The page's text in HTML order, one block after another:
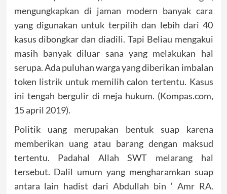
mengungkapkan di jaman modern banyak cara
yang digunakan untuk terpilih dan lebih dari 40
kasus dibongkar dan diadili. Tapi Beliau mengakui
masih banyak diluar sana yang melakukan hal
serupa. Ada puluhan warga yang diberikan imbalan
token listrik untuk memilih calon tertentu. Kasus
ini tengah bergulir di meja hukum. (Kompas.com,
15 april 2019).
Politik uang merupakan bentuk suap karena
memberikan uang atau barang dengan maksud
tertentu. Padahal Allah SWT melarang hal
tersebut. Dalil umum yang mengharamkan suap
antara lain hadist dari Abdullah bin ‘ Amr RA.